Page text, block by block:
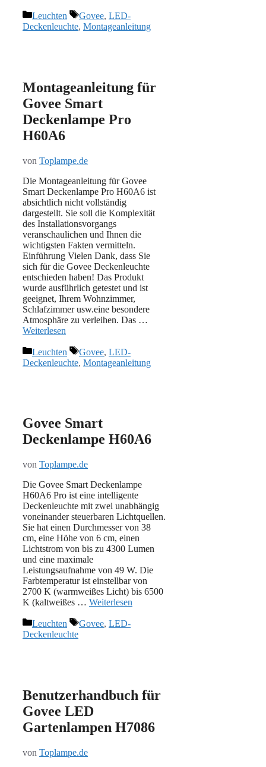
Kategorien
Leuchten Schlagwörter
Govee, LED-
Deckenleuchte, Montageanleitung
Montageanleitung für
Govee Smart
Deckenlampe Pro
H60A6
von Toplampe.de
Die Montageanleitung für Govee
Smart Deckenlampe Pro H60A6 ist
absichtlich nicht vollständig
dargestellt. Sie soll die Komplexität
des Installationsvorgangs
veranschaulichen und Ihnen die
wichtigsten Fakten vermitteln.
Einführung Vielen Dank, dass Sie
sich für die Govee Deckenleuchte
entschieden haben! Das Produkt
wurde ausführlich getestet und ist
geeignet, Ihrem Wohnzimmer,
Schlafzimmer usw.eine besondere
Atmosphäre zu verleihen. Das …
Weiterlesen
Kategorien
Leuchten Schlagwörter
Govee, LED-
Deckenleuchte, Montageanleitung
Govee Smart
Deckenlampe H60A6
von Toplampe.de
Die Govee Smart Deckenlampe
H60A6 Pro ist eine intelligente
Deckenleuchte mit zwei unabhängig
voneinander steuerbaren Lichtquellen.
Sie hat einen Durchmesser von 38
cm, eine Höhe von 6 cm, einen
Lichtstrom von bis zu 4300 Lumen
und eine maximale
Leistungsaufnahme von 49 W. Die
Farbtemperatur ist einstellbar von
2700 K (warmweißes Licht) bis 6500
K (kaltweißes … Weiterlesen
Kategorien
Leuchten Schlagwörter
Govee, LED-
Deckenleuchte
Benutzerhandbuch für
Govee LED
Gartenlampen H7086
von Toplampe.de